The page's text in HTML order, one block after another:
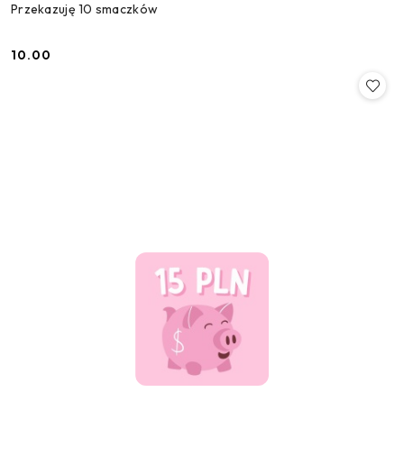
Przekazuję 10 smaczków
Cena:
10.00